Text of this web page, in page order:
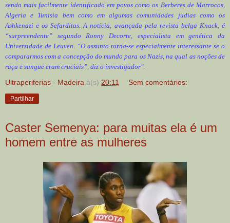
sendo mais facilmente identificado em povos como os Berberes de Marrocos,
Algeria e Tunisia bem como em algumas comunidades judias como os
Ashkenazi e os Sefarditas. A notícia, avançada pela revista belga Knack, é
“surpreendente” segundo Ronny Decorte, especialista em genética da
Universidade de Leuven. “O assunto torna-se especialmente interessante se o
compararmos com a concepção do mundo para os Nazis, na qual as noções de
raça e sangue eram cruciais”, diz o investigador".
Ultraperiferias - Madeira à(s) 20:11 Sem comentários:
Partilhar
Caster Semenya: para muitas ela é um
homem entre as mulheres